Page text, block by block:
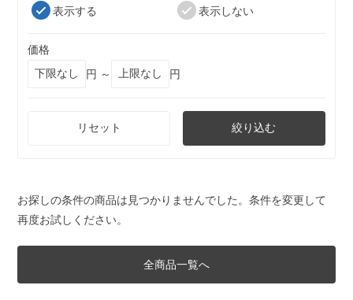
表示する
表示しない
価格
円 ～
円
リセット 絞り込む
お探しの条件の商品は見つかりませんでした。条件を変更して
再度お試しください。
全商品一覧へ